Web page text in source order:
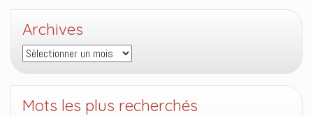
Archives
Archives
Mots les plus recherchés